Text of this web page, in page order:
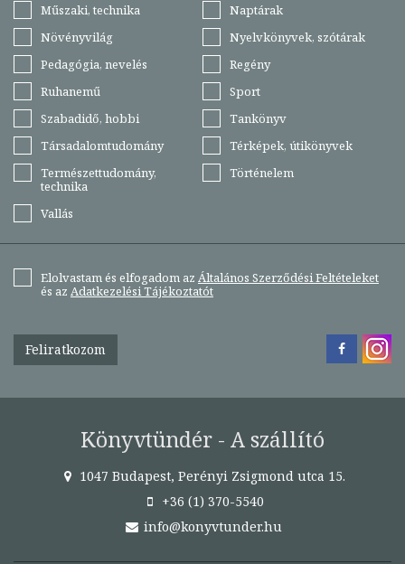
Műszaki, technika
Naptárak
Növényvilág
Nyelvkönyvek, szótárak
Pedagógia, nevelés
Regény
Ruhanemű
Sport
Szabadidő, hobbi
Tankönyv
Társadalomtudomány
Térképek, útikönyvek
Természettudomány,
technika
Történelem
Vallás
Elolvastam és elfogadom az Általános Szerződési Feltételeket
és az Adatkezelési Tájékoztatót
Feliratkozom
Könyvtündér - A szállító
1047 Budapest, Perényi Zsigmond utca 15.
+36 (1) 370-5540
info@konyvtunder.hu